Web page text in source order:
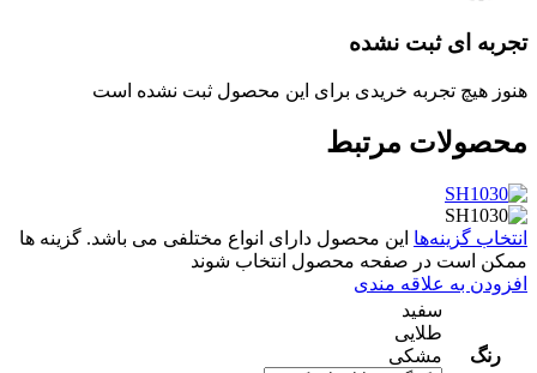
تجربه ای ثبت نشده
هنوز هیچ تجربه خریدی برای این محصول ثبت نشده است
محصولات مرتبط
انتخاب گزینه‌ها این محصول دارای انواع مختلفی می باشد. گزینه ها
ممکن است در صفحه محصول انتخاب شوند
افزودن به علاقه مندی
رنگ
سفید
طلایی
مشکی